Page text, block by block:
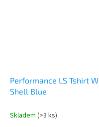
Performance LS Tshirt W
Shell Blue
Skladem (>3 ks)